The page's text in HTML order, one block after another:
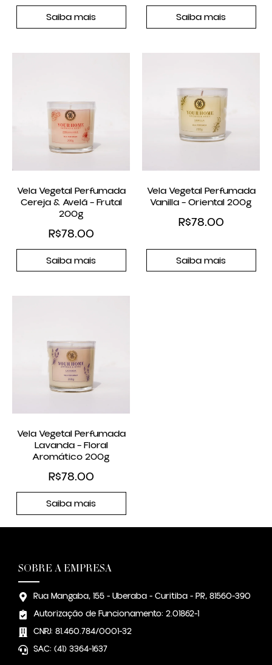
Saiba mais Saiba mais
Vela Vegetal Perfumada
Cereja & Avelã – Frutal
200g
R$78.00
Saiba mais
Vela Vegetal Perfumada
Vanilla – Oriental 200g
R$78.00
Saiba mais
Vela Vegetal Perfumada
Lavanda – Floral
Aromático 200g
R$78.00
Saiba mais
SOBRE A EMPRESA
Rua Mangaba, 155 - Uberaba - Curitiba - PR, 81560-390
Autorização de Funcionamento: 2.01862-1
CNPJ: 81.460.784/0001-32
SAC: (41) 3364-1637